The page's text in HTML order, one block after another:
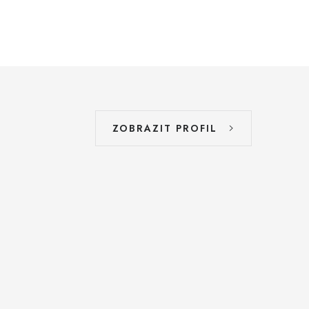
ZOBRAZIT PROFIL